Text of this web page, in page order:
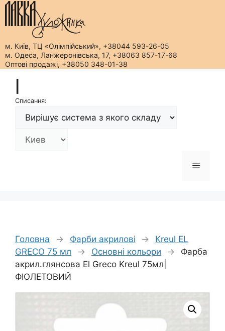
м. Київ, ТЦ «Олімпійський», +38044 593-26-05
м. Одеса, Ланжеронівська, 17, +38063 857-17-68
Оптові продажі, +38050 348-01-38
вмістуСписання:
Меню
Головна → Фарби акрилові →
Kreul EL
GRECO 75 мл
→ Основні кольори →
Фарба
акрил.глянсова El Greco Kreul 75мл|
ФІОЛЕТОВИЙ